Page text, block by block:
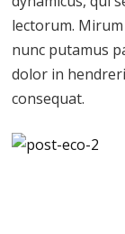
lectorum.
nunc putamus
dolor in
consequat.